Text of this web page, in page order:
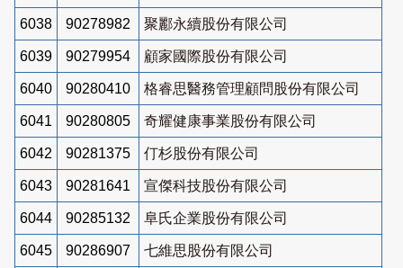
6038 90278982 聚酈永續股份有限公司
6039 90279954 顧家國際股份有限公司
6040 90280410 格睿思醫務管理顧問股份有限公司
6041 90280805 奇耀健康事業股份有限公司
6042 90281375 仃杉股份有限公司
6043 90281641 宣傑科技股份有限公司
6044 90285132 阜氏企業股份有限公司
6045 90286907 七維思股份有限公司